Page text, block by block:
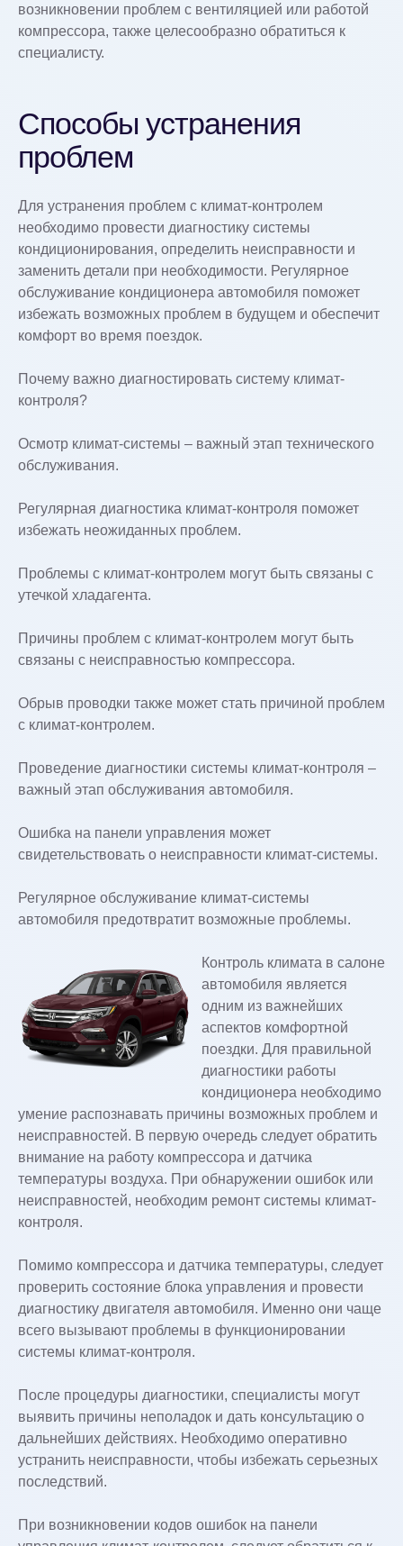
возникновении проблем с вентиляцией или работой
компрессора, также целесообразно обратиться к
специалисту.
Способы устранения
проблем
Для устранения проблем с климат-контролем
необходимо провести диагностику системы
кондиционирования, определить неисправности и
заменить детали при необходимости. Регулярное
обслуживание кондиционера автомобиля поможет
избежать возможных проблем в будущем и обеспечит
комфорт во время поездок.
Почему важно диагностировать систему климат-
контроля?
Осмотр климат-системы – важный этап технического
обслуживания.
Регулярная диагностика климат-контроля поможет
избежать неожиданных проблем.
Проблемы с климат-контролем могут быть связаны с
утечкой хладагента.
Причины проблем с климат-контролем могут быть
связаны с неисправностью компрессора.
Обрыв проводки также может стать причиной проблем
с климат-контролем.
Проведение диагностики системы климат-контроля –
важный этап обслуживания автомобиля.
Ошибка на панели управления может
свидетельствовать о неисправности климат-системы.
Регулярное обслуживание климат-системы
автомобиля предотвратит возможные проблемы.
Контроль климата в салоне
автомобиля является
одним из важнейших
аспектов комфортной
поездки. Для правильной
диагностики работы
кондиционера необходимо
умение распознавать причины возможных проблем и
неисправностей. В первую очередь следует обратить
внимание на работу компрессора и датчика
температуры воздуха. При обнаружении ошибок или
неисправностей, необходим ремонт системы климат-
контроля.
Помимо компрессора и датчика температуры, следует
проверить состояние блока управления и провести
диагностику двигателя автомобиля. Именно они чаще
всего вызывают проблемы в функционировании
системы климат-контроля.
После процедуры диагностики, специалисты могут
выявить причины неполадок и дать консультацию о
дальнейших действиях. Необходимо оперативно
устранить неисправности, чтобы избежать серьезных
последствий.
При возникновении кодов ошибок на панели